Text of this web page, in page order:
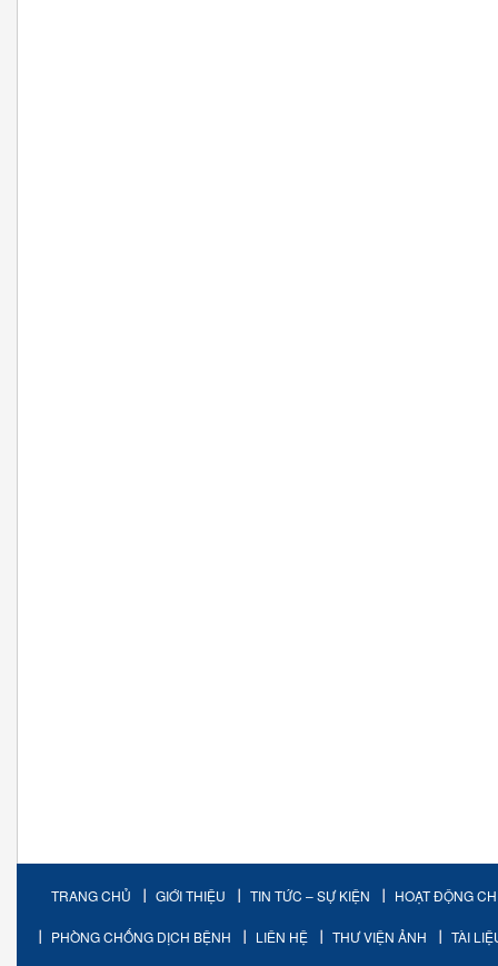
TRANG CHỦ GIỚI THIỆU TIN TỨC – SỰ KIỆN HOẠT ĐỘNG
PHÒNG CHỐNG DỊCH BỆNH LIÊN HỆ THƯ VIỆN ẢNH TÀI